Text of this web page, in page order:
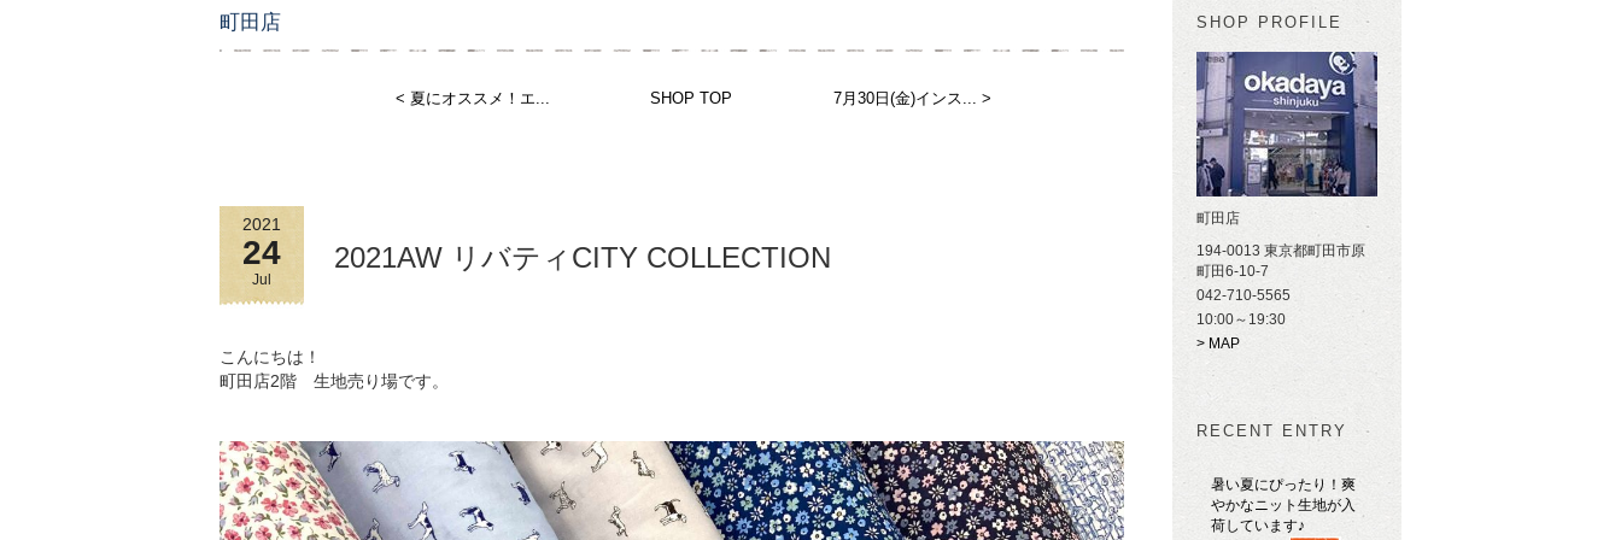
町田店
< 夏にオススメ！エ... SHOP TOP 7月30日(金)インス... >
2021
24
Jul
2021AW リバティCITY COLLECTION
こんにちは！
町田店2階 生地売り場です。
SHOP PROFILE
町田店
194-0013 東京都町田市原
町田6-10-7
042-710-5565
10:00～19:30
> MAP
RECENT ENTRY
暑い夏にぴったり！爽
やかなニット生地が入
荷しています♪